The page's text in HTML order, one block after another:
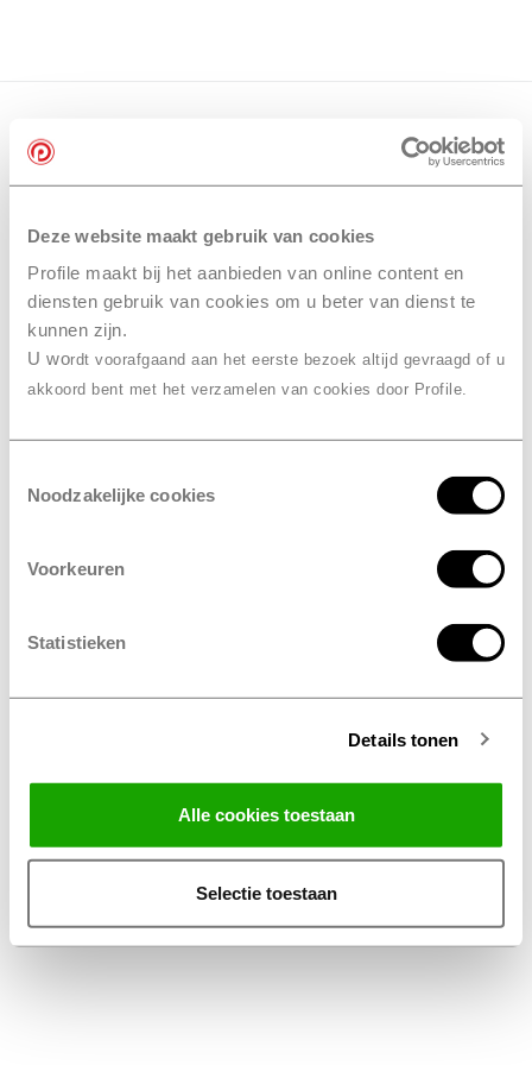
Deze website maakt gebruik van cookies
Profile maakt bij het aanbieden van online content en
diensten gebruik van cookies om u beter van dienst te
kunnen zijn.
U wordt voorafgaand aan het eerste bezoek altijd gevraagd of u
akkoord bent met het verzamelen van cookies door Profile.
Noodzakelijke cookies
Voorkeuren
Statistieken
Details tonen
Alle cookies toestaan
Selectie toestaan
Algemene Voorwaarden Thuiswinkel
Privacy Statement Profile Nederland B.V.
Disclaimer